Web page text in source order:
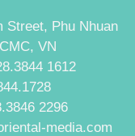
Street, Phu Nhuan
VN
1612
2296
media.com